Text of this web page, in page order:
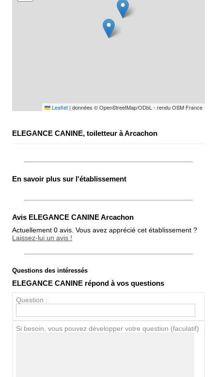
Leaflet | données © OpenStreetMap/ODbL - rendu OSM France
ELEGANCE CANINE, toiletteur à Arcachon
En savoir plus sur l'établissement
Avis ELEGANCE CANINE Arcachon
Actuellement 0 avis. Vous avez apprécié cet établissement ?
Laissez-lui un avis !
Note globale
Questions des intéressés
ELEGANCE CANINE répond à vos questions
Question :
Si besoin, vous pouvez développer votre question (faculatif)